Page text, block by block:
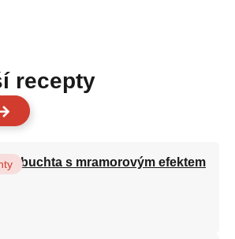
recepty
buchta s mramorovým efektem